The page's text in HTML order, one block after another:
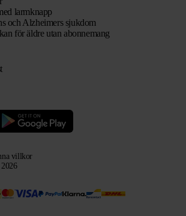
larmknapp
och Alzheimers sjukdom
för äldre utan abonnemang
villkor